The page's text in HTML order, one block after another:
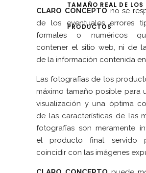
TAMAÑO REAL DE LOS
PRODUCTOS
CLARO CONCEPTO no se
de los eventuales errores
formales o numéricos
contener el sitio web, ni de
de la información contenida
Las fotografías de los
máximo tamaño posible para
visualización y una óptima
de las características de las
fotografías son meramente
el producto final servido
coincidir con las imágenes